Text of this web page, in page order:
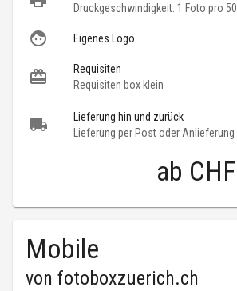
Druckgeschwindigkeit: 1 Foto pro
Eigenes Logo
Requisiten
Requisiten box klein
Lieferung hin und zurück
Lieferung per Post oder Anlieferung
ab
Mobile
von fotoboxzuerich.ch